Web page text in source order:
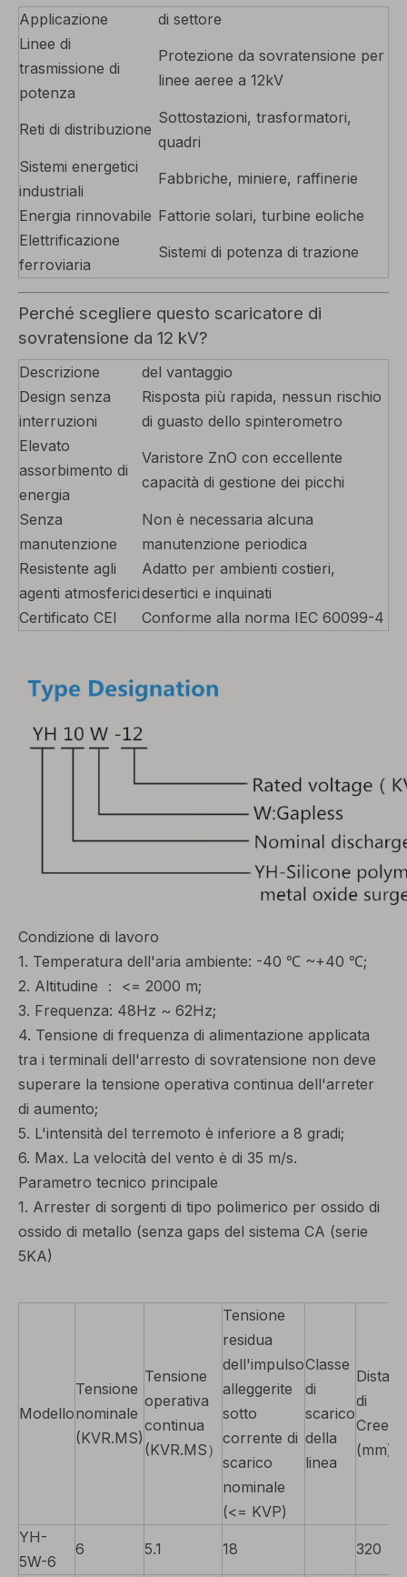
Applicazione
di settore
Linee di
trasmissione di
potenza
Protezione da sovratensione per
linee aeree a 12kV
Reti di distribuzione
Sottostazioni, trasformatori,
quadri
Sistemi energetici
industriali
Fabbriche, miniere, raffinerie
Energia rinnovabile Fattorie solari, turbine eoliche
Elettrificazione
ferroviaria
Sistemi di potenza di trazione
Perché scegliere questo scaricatore di
sovratensione da 12 kV?
Descrizione
del vantaggio
Design senza
interruzioni
Risposta più rapida, nessun rischio
di guasto dello spinterometro
Elevato
assorbimento di
energia
Varistore ZnO con eccellente
capacità di gestione dei picchi
Senza
manutenzione
Non è necessaria alcuna
manutenzione periodica
Resistente agli
agenti atmosferici
Adatto per ambienti costieri,
desertici e inquinati
Certificato CEI
Conforme alla norma IEC 60099-4
Condizione di lavoro
1. Temperatura dell'aria ambiente: -40 ℃ ~+40 ℃;
2. Altitudine ： <= 2000 m;
3. Frequenza: 48Hz ~ 62Hz;
4. Tensione di frequenza di alimentazione applicata
tra i terminali dell'arresto di sovratensione non deve
superare la tensione operativa continua dell'arreter
di aumento;
5. L'intensità del terremoto è inferiore a 8 gradi;
6. Max. La velocità del vento è di 35 m/s.
Parametro tecnico principale
1. Arrester di sorgenti di tipo polimerico per ossido di
ossido di metallo (senza gaps del sistema CA (serie
5KA)
Modello
Tensione
nominale
(KVR.MS)
Tensione
operativa
continua
(KVR.MS）
Tensione
residua
dell'impulso
alleggerite
sotto
corrente di
scarico
nominale
(<= KVP)
Classe
di
scarico
della
linea
di
(mm)
YH-
5W-6
6 5.1 18 320